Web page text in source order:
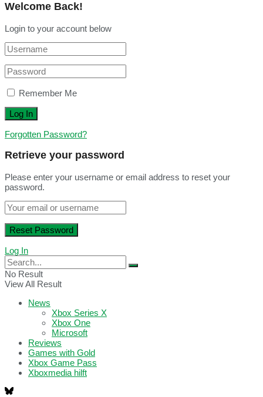
Welcome Back!
Login to your account below
Remember Me
Forgotten Password?
Retrieve your password
Please enter your username or email address to reset your
password.
Log In
No Result
View All Result
News
Xbox Series X
Xbox One
Microsoft
Reviews
Games with Gold
Xbox Game Pass
Xboxmedia hilft